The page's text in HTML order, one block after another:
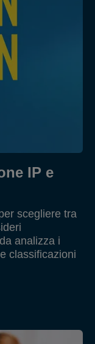
IP e
scegliere tra
analizza i
classificazioni